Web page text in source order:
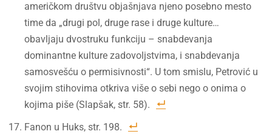
američkom društvu objašnjava njeno posebno mesto
time da „drugi pol, druge rase i druge kulture…
obavljaju dvostruku funkciju – snabdevanja
dominantne kulture zadovoljstvima, i snabdevanja
samosvešću o permisivnosti“. U tom smislu, Petrović u
svojim stihovima otkriva više o sebi nego o onima o
kojima piše (Slapšak, str. 58).
Fanon u Huks, str. 198.